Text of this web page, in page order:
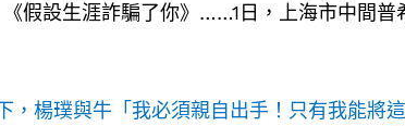
假設生涯詐騙了你》……1日，上海市中間
，楊璞與牛「我必須親自出手！只有我能將